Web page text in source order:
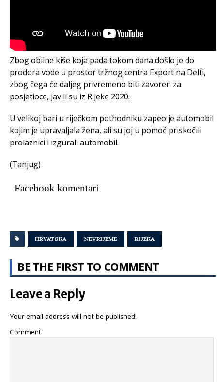
Zbog obilne kiše koja pada tokom dana došlo je do
prodora vode u prostor tržnog centra Export na Delti,
zbog čega će daljeg privremeno biti zavoren za
posjetioce, javili su iz Rijeke 2020.
U velikoj bari u riječkom pothodniku zapeo je automobil
kojim je upravaljala žena, ali su joj u pomoć priskočili
prolaznici i izgurali automobil.
(Tanjug)
Facebook komentari
HRVATSKA NEVRIJEME RIJEKA
BE THE FIRST TO COMMENT
Leave a Reply
Your email address will not be published.
Comment